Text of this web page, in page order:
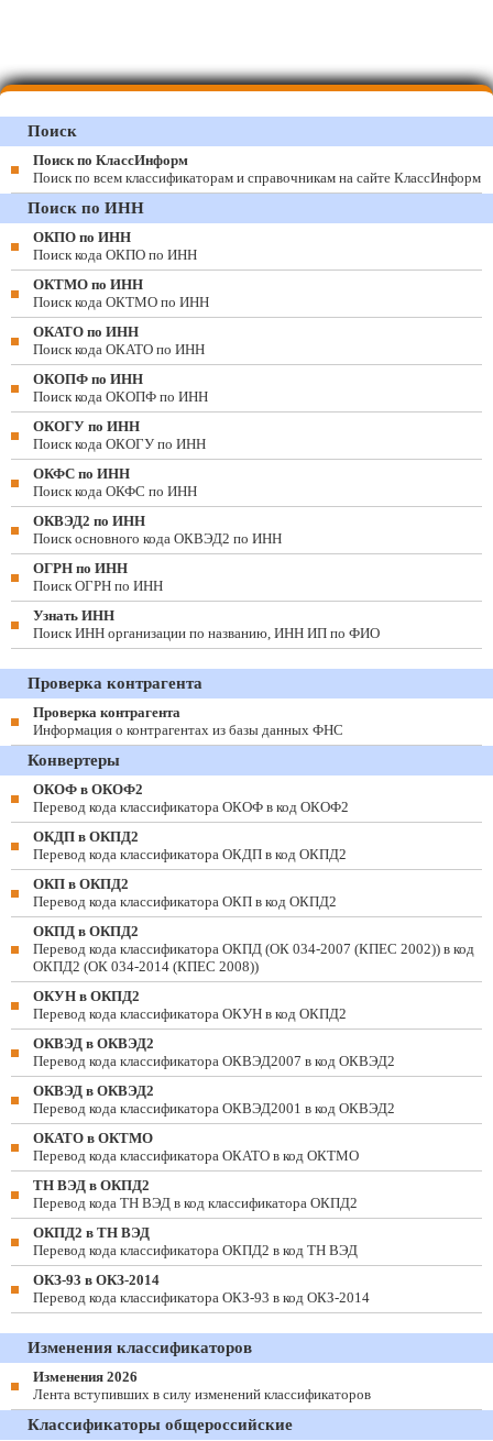
Поиск
Поиск по КлассИнформ
Поиск по всем классификаторам и справочникам на сайте КлассИнформ
Поиск по ИНН
ОКПО по ИНН
Поиск кода ОКПО по ИНН
ОКТМО по ИНН
Поиск кода ОКТМО по ИНН
ОКАТО по ИНН
Поиск кода ОКАТО по ИНН
ОКОПФ по ИНН
Поиск кода ОКОПФ по ИНН
ОКОГУ по ИНН
Поиск кода ОКОГУ по ИНН
ОКФС по ИНН
Поиск кода ОКФС по ИНН
ОКВЭД2 по ИНН
Поиск основного кода ОКВЭД2 по ИНН
ОГРН по ИНН
Поиск ОГРН по ИНН
Узнать ИНН
Поиск ИНН организации по названию, ИНН ИП по ФИО
Проверка контрагента
Проверка контрагента
Информация о контрагентах из базы данных ФНС
Конвертеры
ОКОФ в ОКОФ2
Перевод кода классификатора ОКОФ в код ОКОФ2
ОКДП в ОКПД2
Перевод кода классификатора ОКДП в код ОКПД2
ОКП в ОКПД2
Перевод кода классификатора ОКП в код ОКПД2
ОКПД в ОКПД2
Перевод кода классификатора ОКПД (ОК 034-2007 (КПЕС 2002)) в код
ОКПД2 (ОК 034-2014 (КПЕС 2008))
ОКУН в ОКПД2
Перевод кода классификатора ОКУН в код ОКПД2
ОКВЭД в ОКВЭД2
Перевод кода классификатора ОКВЭД2007 в код ОКВЭД2
ОКВЭД в ОКВЭД2
Перевод кода классификатора ОКВЭД2001 в код ОКВЭД2
ОКАТО в ОКТМО
Перевод кода классификатора ОКАТО в код ОКТМО
ТН ВЭД в ОКПД2
Перевод кода ТН ВЭД в код классификатора ОКПД2
ОКПД2 в ТН ВЭД
Перевод кода классификатора ОКПД2 в код ТН ВЭД
ОКЗ-93 в ОКЗ-2014
Перевод кода классификатора ОКЗ-93 в код ОКЗ-2014
Изменения классификаторов
Изменения 2026
Лента вступивших в силу изменений классификаторов
Классификаторы общероссийские